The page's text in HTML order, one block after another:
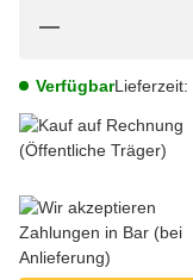
VerfügbarLieferzeit: